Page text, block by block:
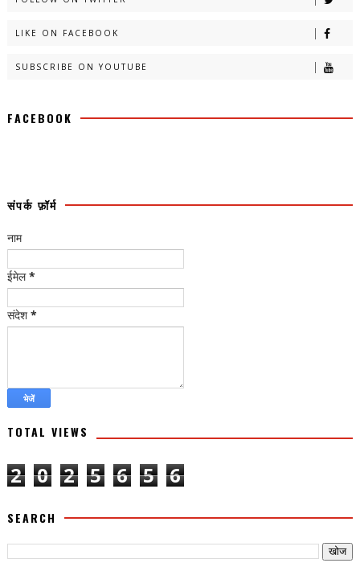
LIKE ON FACEBOOK
SUBSCRIBE ON YOUTUBE
FACEBOOK
संपर्क फ़ॉर्म
नाम
ईमेल*
संदेश *
TOTAL VIEWS
2 0 2 5 6 5 6
SEARCH